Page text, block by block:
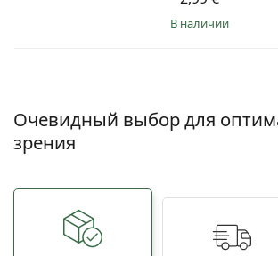
в наличии
Очевидный выбор для
зрения